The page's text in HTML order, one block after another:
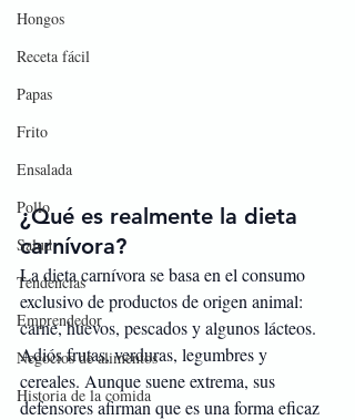
Hongos
Receta fácil
Papas
Frito
Ensalada
Pollo
Salud
Tendencias
Emprendedor
Negocios de alimentos
Historia de la comida
¿Qué es realmente la dieta
carnívora?
La dieta carnívora se basa en el consumo
exclusivo de productos de origen animal:
carne, huevos, pescados y algunos lácteos.
Adiós frutas, verduras, legumbres y
cereales. Aunque suene extrema, sus
defensores afirman que es una forma eficaz